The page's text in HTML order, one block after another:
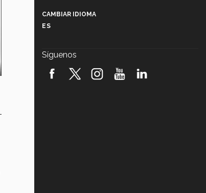
robótica FIRST 2026! (video)
CAMBIAR IDIOMA
ES
Síguenos